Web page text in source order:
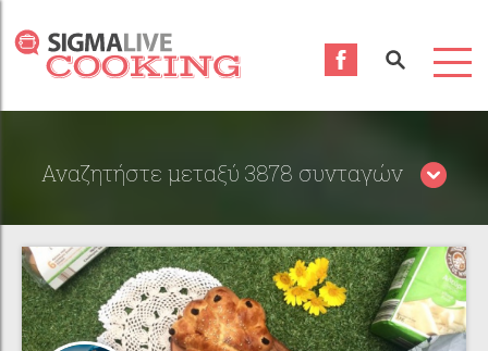
Αναζητήστε μεταξύ 3878 συνταγών
Περιορίστε τα αποτελέσματα αναζήτησης επιλέγοντας
κατηγορίες: